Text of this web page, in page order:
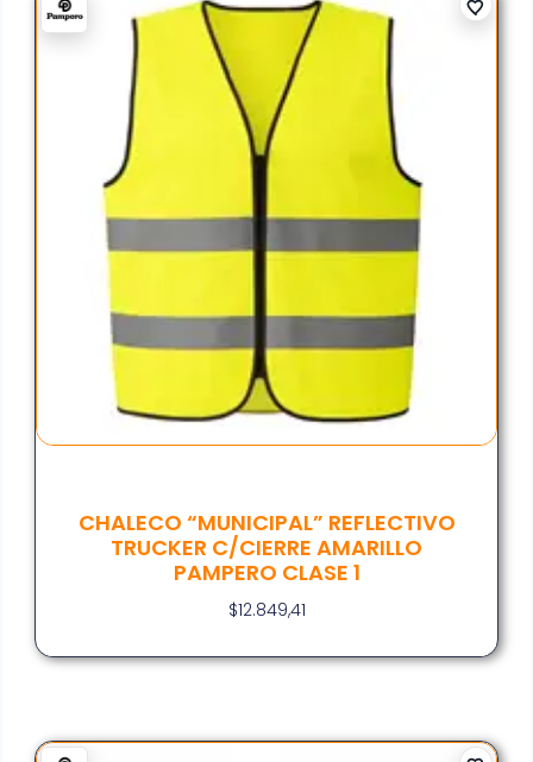
CHALECO “MUNICIPAL” REFLECTIVO
TRUCKER C/CIERRE AMARILLO
PAMPERO CLASE 1
$12.849,41